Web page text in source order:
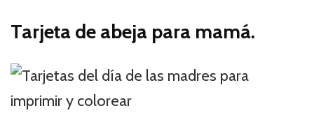
Tarjeta de abeja para mamá.